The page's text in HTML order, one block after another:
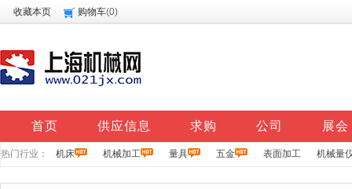
收藏本页 购物车(0)
首页 供应信息 求购 公司 展会
热门行业： 机床 机械加工 量具 五金 表面加工 机械量